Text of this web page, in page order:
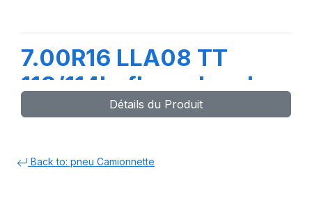
7.00R16 LLA08 TT
118/114L+flap+chambre
à air
Détails du Produit
Back to: pneu Camionnette